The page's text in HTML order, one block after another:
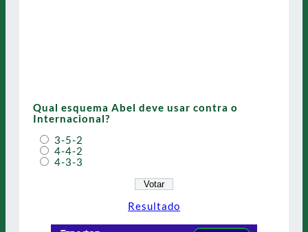
Qual esquema Abel deve usar contra o
Internacional?
3-5-2
4-4-2
4-3-3
Resultado